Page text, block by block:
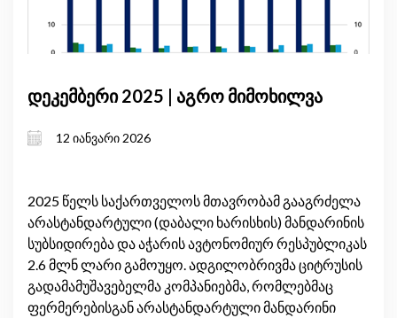
დეკემბერი 2025 | აგრო მიმოხილვა
12 იანვარი 2026
2025 წელს საქართველოს მთავრობამ გააგრძელა
არასტანდარტული (დაბალი ხარისხის) მანდარინის
სუბსიდირება და აჭარის ავტონომიურ რესპუბლიკას
2.6 მლნ ლარი გამოუყო. ადგილობრივმა ციტრუსის
გადამამუშავებელმა კომპანიებმა, რომლებმაც
ფერმერებისგან არასტანდარტული მანდარინი